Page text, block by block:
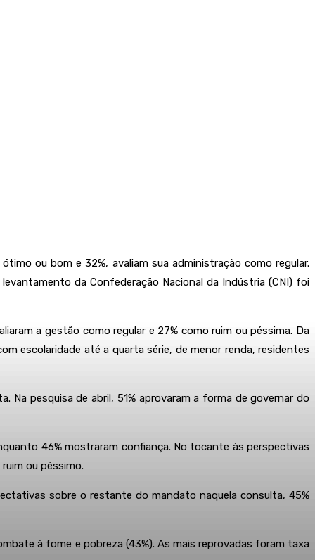
ou bom e 32%, avaliam sua administração como regular.
da Confederação Nacional da Indústria (CNI) foi
a gestão como regular e 27% como ruim ou péssima. Da
escolaridade até a quarta série, de menor renda, residentes
pesquisa de abril, 51% aprovaram a forma de governar do
46% mostraram confiança. No tocante às perspectivas
ou péssimo.
sobre o restante do mandato naquela consulta, 45%
à fome e pobreza (43%). As mais reprovadas foram taxa